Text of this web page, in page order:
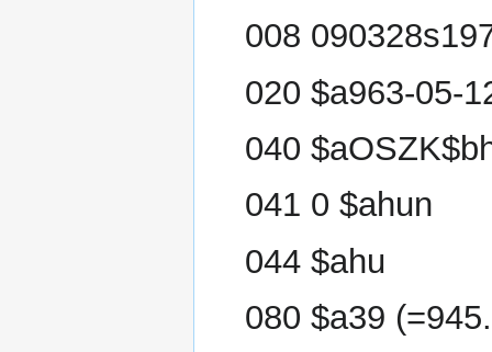
008
020 $a963-05-
040
041 0 $ahun
044 $ahu
080 $a39